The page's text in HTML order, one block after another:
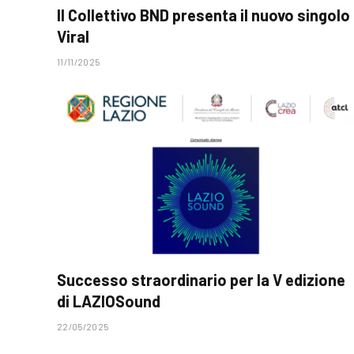
Il Collettivo BND presenta il nuovo singolo
Viral
11/11/2025
Successo straordinario per la V edizione
di LAZIOSound
22/05/2025